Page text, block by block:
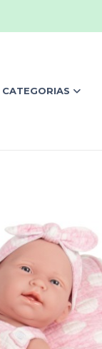
CATEGORIAS